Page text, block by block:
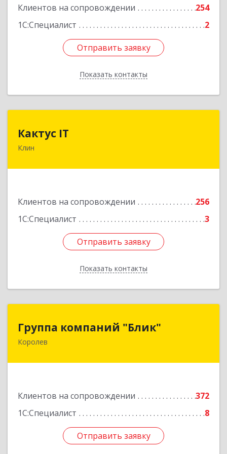
Клиентов на сопровождении
254
1С:Специалист
2
Отправить заявку
Показать контакты
Отправить заявку
Назад
Кактус IT
Клин
Клиентов на сопровождении
256
1С:Специалист
3
Отправить заявку
Показать контакты
Отправить заявку
Назад
Группа компаний "Блик"
Королев
Клиентов на сопровождении
372
1С:Специалист
8
Отправить заявку
Группа компаний "Блик"
Отправить заявку